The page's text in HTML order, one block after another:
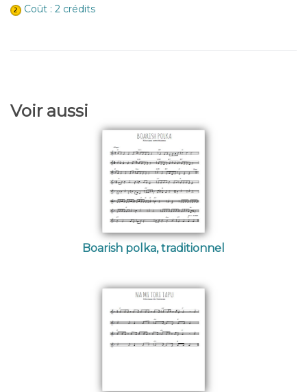
Coût : 2 crédits
Voir aussi
Boarish polka, traditionnel